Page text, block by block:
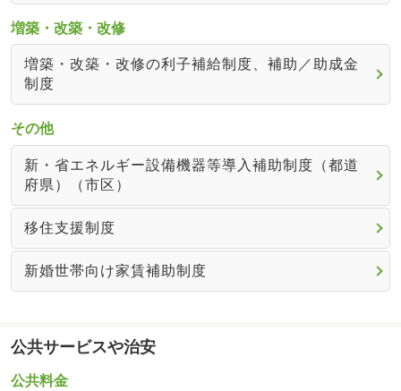
増築・改築・改修
増築・改築・改修の利子補給制度、補助／助成金
制度
その他
新・省エネルギー設備機器等導入補助制度（都道
府県）（市区）
移住支援制度
新婚世帯向け家賃補助制度
公共サービスや治安
公共料金